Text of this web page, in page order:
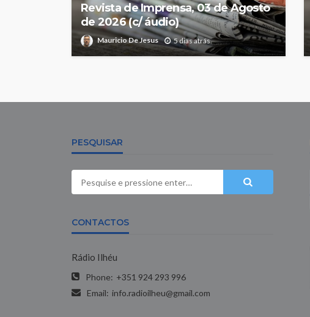
Revista de Imprensa, 03 de Agosto
de 2026 (c/ áudio)
Mauricio De Jesus 5 dias atrás
PESQUISAR
CONTACTOS
Rádio Ilhéu
Phone: +351 924 293 996
Email: info.radioilheu@gmail.com